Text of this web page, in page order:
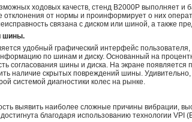
ходовых качеств, стенд B2000P выполняет и
от нормы и проинформирует о них
связана с диском или шиной, а также
шины.
удобный графический интерфейс
по шинам и диску. Основанный на
согласования шины и диска. На экране
наличие скрытых повреждений шины.
системой диагностики колес на рынке.
выявить наиболее сложные причины вибрации,
благодаря использованию технологии VPI